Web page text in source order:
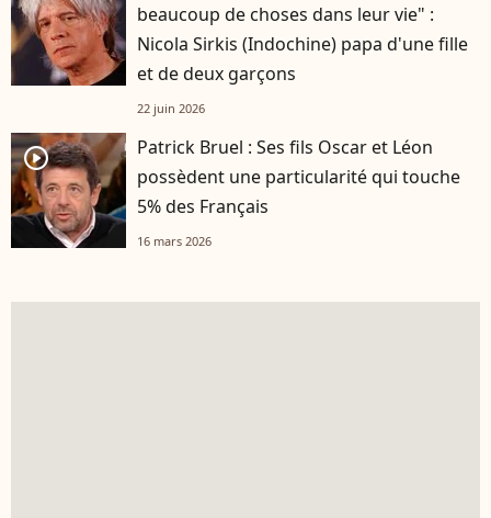
beaucoup de choses dans leur vie" :
Nicola Sirkis (Indochine) papa d'une fille
et de deux garçons
22 juin 2026
player2
Patrick Bruel : Ses fils Oscar et Léon
possèdent une particularité qui touche
5% des Français
16 mars 2026